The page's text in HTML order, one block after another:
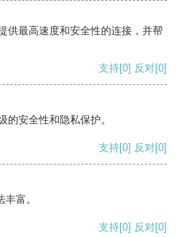
供最高速度和安全性的连接，并帮
支持[0] 反对[0]
安全性和隐私保护。
支持[0] 反对[0]
富。
支持[0] 反对[0]